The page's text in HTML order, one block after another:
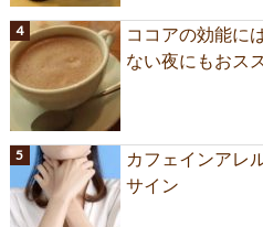
ココアの効能に
ない夜にもおス
カフェインアレ
サイン